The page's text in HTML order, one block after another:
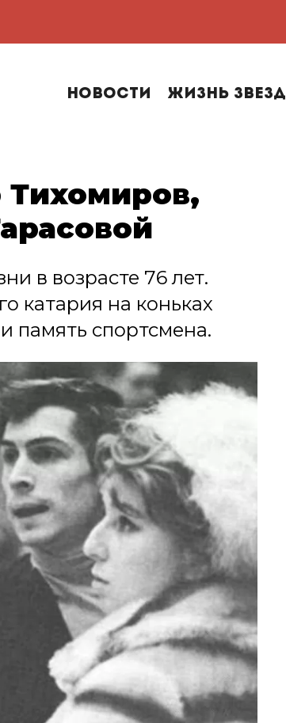
Новости Жизнь звезд
в возрасте 76 лет.
катария на коньках
память спортсмена.